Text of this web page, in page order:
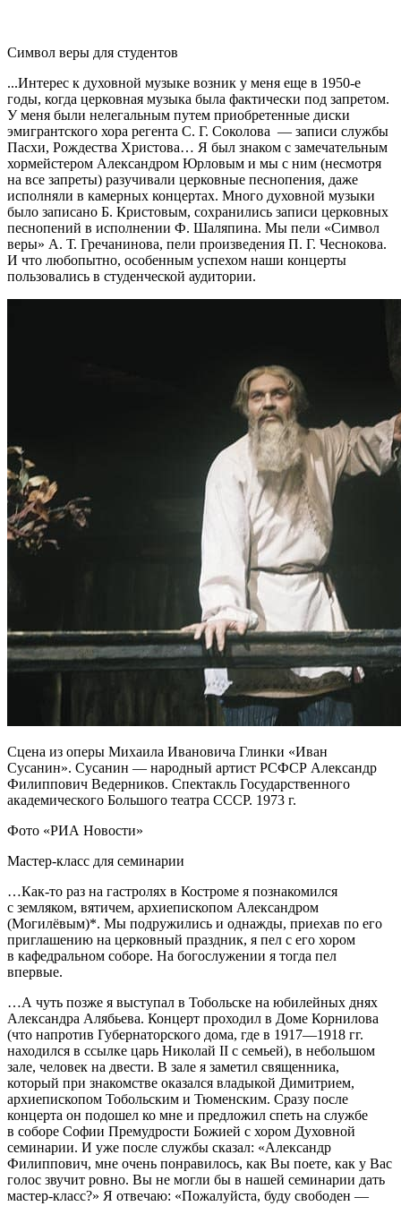
Символ веры для студентов
...Интерес к духовной музыке возник у меня еще в 1950-е
годы, когда церковная музыка была фактически под запретом.
У меня были нелегальным путем приобретенные диски
эмигрантского хора регента С. Г. Соколова — записи службы
Пасхи, Рождества Христова… Я был знаком с замечательным
хормейстером Александром Юрловым и мы с ним (несмотря
на все запреты) разучивали церковные песнопения, даже
исполняли в камерных концертах. Много духовной музыки
было записано Б. Кристовым, сохранились записи церковных
песнопений в исполнении Ф. Шаляпина. Мы пели «Символ
веры» А. Т. Гречанинова, пели произведения П. Г. Чеснокова.
И что любопытно, особенным успехом наши концерты
пользовались в студенческой аудитории.
Сцена из оперы Михаила Ивановича Глинки «Иван
Сусанин». Сусанин — народный артист РСФСР Александр
Филиппович Ведерников. Спектакль Государственного
академического Большого театра СССР. 1973 г.
Фото «РИА Новости»
Мастер-класс для семинарии
…Как-то раз на гастролях в Костроме я познакомился
с земляком, вятичем, архиепископом Александром
(Могилёвым)*. Мы подружились и однажды, приехав по его
приглашению на церковный праздник, я пел с его хором
в кафедральном соборе. На богослужении я тогда пел
впервые.
…А чуть позже я выступал в Тобольске на юбилейных днях
Александра Алябьева. Концерт проходил в Доме Корнилова
(что напротив Губернаторского дома, где в 1917—1918 гг.
находился в ссылке царь Николай II с семьей), в небольшом
зале, человек на двести. В зале я заметил священника,
который при знакомстве оказался владыкой Димитрием,
архиепископом Тобольским и Тюменским. Сразу после
концерта он подошел ко мне и предложил спеть на службе
в соборе Софии Премудрости Божией с хором Духовной
семинарии. И уже после службы сказал: «Александр
Филиппович, мне очень понравилось, как Вы поете, как у Вас
голос звучит ровно. Вы не могли бы в нашей семинарии дать
мастер-класс?» Я отвечаю: «Пожалуйста, буду свободен —